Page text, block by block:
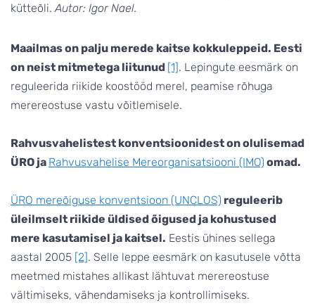
kütteõli.Autor: Igor Nael.
Maailmas on palju merede kaitse kokkuleppeid. Eesti
on neist mitmetega liitunud [1]. Lepingute eesmärk on
reguleerida riikide koostööd merel, peamise rõhuga
merereostuse vastu võitlemisele.
Rahvusvahelistest konventsioonidest on olulisemad
ÜRO ja Rahvusvahelise Mereorganisatsiooni (IMO) omad.
ÜRO mereõiguse konventsioon (UNCLOS) reguleerib
üleilmselt riikide üldised õigused ja kohustused
mere kasutamisel ja kaitsel. Eestis ühines sellega
aastal 2005 [2]. Selle leppe eesmärk on kasutusele võtta
meetmed mistahes allikast lähtuvat merereostuse
vältimiseks, vähendamiseks ja kontrollimiseks.